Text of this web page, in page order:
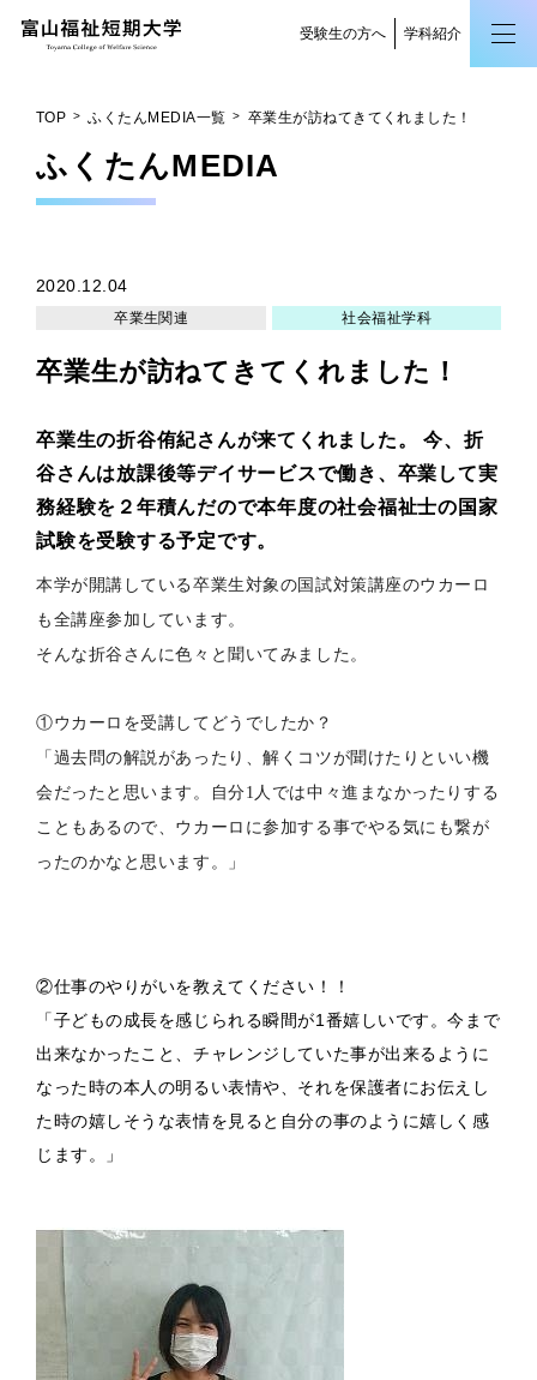
受験生の方へ 学科紹介
TOP ふくたんMEDIA一覧 卒業生が訪ねてきてくれました！
ふくたんMEDIA
2020.12.04
卒業生関連 社会福祉学科
卒業生が訪ねてきてくれました！
卒業生の折谷侑紀さんが来てくれました。 今、折
谷さんは放課後等デイサービスで働き、卒業して実
務経験を２年積んだので本年度の社会福祉士の国家
試験を受験する予定です。
本学が開講している卒業生対象の国試対策講座のウカーロ
も全講座参加しています。
そんな折谷さんに色々と聞いてみました。
①ウカーロを受講してどうでしたか？
「過去問の解説があったり、解くコツが聞けたりといい機
会だったと思います。
自分1人では中々進まなかったりする
こともあるので、 ウカーロに参加する事でやる気にも繋が
ったのかなと思います。」
②仕事のやりがいを教えてください！！
「子どもの成長を感じられる瞬間が1番嬉しいです。今まで
出来なかったこと、チャレンジしていた事が出来るように
なった時の本人の明るい表情や、 それを保護者にお伝えし
た時の嬉しそうな表情を見ると自分の事のように嬉しく感
じます。」